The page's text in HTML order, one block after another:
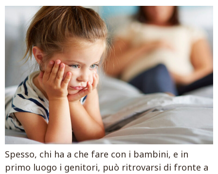
Spesso, chi ha a che fare con i bambini, e in
primo luogo i genitori, può ritrovarsi di fronte a